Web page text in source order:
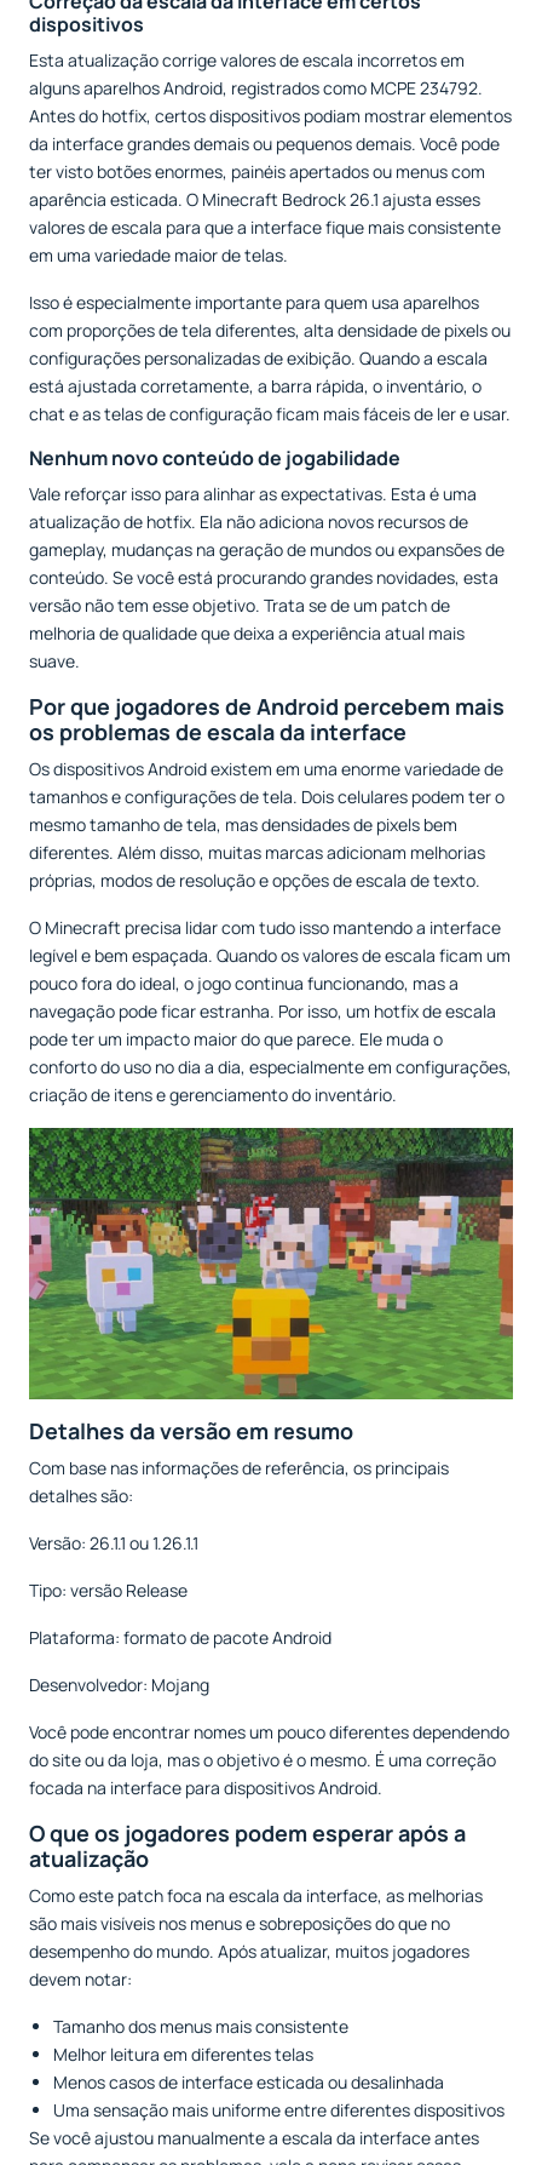
dispositivos
Esta atualização corrige valores de escala incorretos em
alguns aparelhos Android, registrados como MCPE 234792.
Antes do hotfix, certos dispositivos podiam mostrar elementos
da interface grandes demais ou pequenos demais. Você pode
ter visto botões enormes, painéis apertados ou menus com
aparência esticada. O Minecraft Bedrock 26.1 ajusta esses
valores de escala para que a interface fique mais consistente
em uma variedade maior de telas.
Isso é especialmente importante para quem usa aparelhos
com proporções de tela diferentes, alta densidade de pixels ou
configurações personalizadas de exibição. Quando a escala
está ajustada corretamente, a barra rápida, o inventário, o
chat e as telas de configuração ficam mais fáceis de ler e usar.
Nenhum novo conteúdo de jogabilidade
Vale reforçar isso para alinhar as expectativas. Esta é uma
atualização de hotfix. Ela não adiciona novos recursos de
gameplay, mudanças na geração de mundos ou expansões de
conteúdo. Se você está procurando grandes novidades, esta
versão não tem esse objetivo. Trata se de um patch de
melhoria de qualidade que deixa a experiência atual mais
suave.
Por que jogadores de Android percebem mais
os problemas de escala da interface
Os dispositivos Android existem em uma enorme variedade de
tamanhos e configurações de tela. Dois celulares podem ter o
mesmo tamanho de tela, mas densidades de pixels bem
diferentes. Além disso, muitas marcas adicionam melhorias
próprias, modos de resolução e opções de escala de texto.
O Minecraft precisa lidar com tudo isso mantendo a interface
legível e bem espaçada. Quando os valores de escala ficam um
pouco fora do ideal, o jogo continua funcionando, mas a
navegação pode ficar estranha. Por isso, um hotfix de escala
pode ter um impacto maior do que parece. Ele muda o
conforto do uso no dia a dia, especialmente em configurações,
criação de itens e gerenciamento do inventário.
Detalhes da versão em resumo
Com base nas informações de referência, os principais
detalhes são:
Versão: 26.1.1 ou 1.26.1.1
Tipo: versão Release
Plataforma: formato de pacote Android
Desenvolvedor: Mojang
Você pode encontrar nomes um pouco diferentes dependendo
do site ou da loja, mas o objetivo é o mesmo. É uma correção
focada na interface para dispositivos Android.
O que os jogadores podem esperar após a
atualização
Como este patch foca na escala da interface, as melhorias
são mais visíveis nos menus e sobreposições do que no
desempenho do mundo. Após atualizar, muitos jogadores
devem notar:
Tamanho dos menus mais consistente
Melhor leitura em diferentes telas
Menos casos de interface esticada ou desalinhada
Uma sensação mais uniforme entre diferentes dispositivos
Se você ajustou manualmente a escala da interface antes